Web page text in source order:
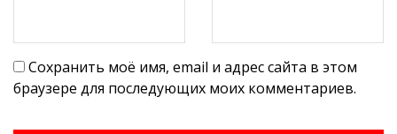
Сохранить моё имя, email и адрес сайта в этом
браузере для последующих моих комментариев.